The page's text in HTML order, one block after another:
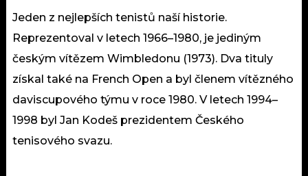
Jeden z nejlepších tenistů naší historie.
Reprezentoval v letech 1966–1980, je jediným
českým vítězem Wimbledonu (1973). Dva tituly
získal také na French Open a byl členem vítězného
daviscupového týmu v roce 1980. V letech 1994–
1998 byl Jan Kodeš prezidentem Českého
tenisového svazu.